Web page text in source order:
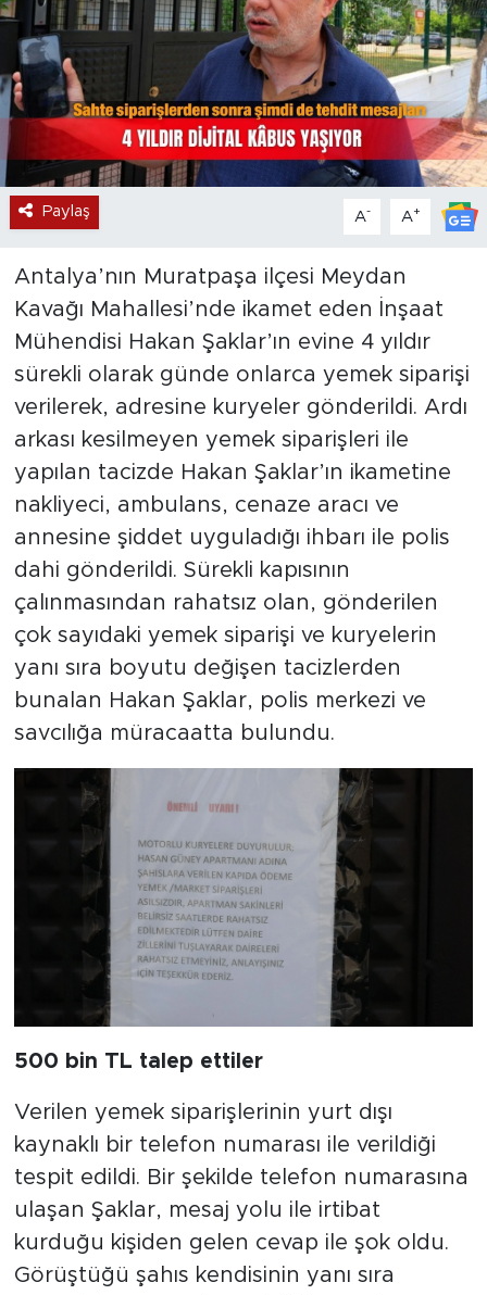
Paylaş A- A+
Antalya’nın Muratpaşa ilçesi Meydan
Kavağı Mahallesi’nde ikamet eden İnşaat
Mühendisi Hakan Şaklar’ın evine 4 yıldır
sürekli olarak günde onlarca yemek siparişi
verilerek, adresine kuryeler gönderildi. Ardı
arkası kesilmeyen yemek siparişleri ile
yapılan tacizde Hakan Şaklar’ın ikametine
nakliyeci, ambulans, cenaze aracı ve
annesine şiddet uyguladığı ihbarı ile polis
dahi gönderildi. Sürekli kapısının
çalınmasından rahatsız olan, gönderilen
çok sayıdaki yemek siparişi ve kuryelerin
yanı sıra boyutu değişen tacizlerden
bunalan Hakan Şaklar, polis merkezi ve
savcılığa müracaatta bulundu.
500 bin TL talep ettiler
Verilen yemek siparişlerinin yurt dışı
kaynaklı bir telefon numarası ile verildiği
tespit edildi. Bir şekilde telefon numarasına
ulaşan Şaklar, mesaj yolu ile irtibat
kurduğu kişiden gelen cevap ile şok oldu.
Görüştüğü şahıs kendisinin yanı sıra